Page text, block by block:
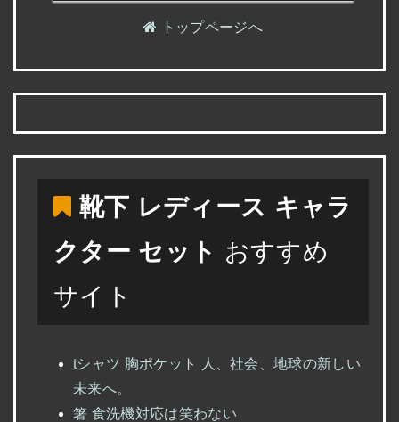
トップページへ
靴下 レディース キャラ
クター セット おすすめ
サイト
tシャツ 胸ポケット 人、社会、地球の新しい
未来へ。
箸 食洗機対応は笑わない